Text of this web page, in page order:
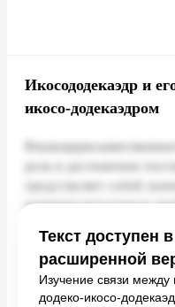
Икосододекаэдр и
икосо-додекаэдром
Текст доступен в
расширенной
Изучение связи
додеко-икосо-